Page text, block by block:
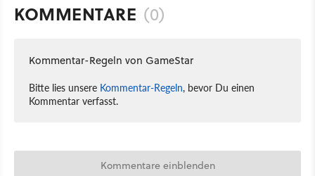
KOMMENTARE (0)
Kommentar-Regeln von GameStar
Bitte lies unsere Kommentar-Regeln, bevor Du einen
Kommentar verfasst.
Kommentare einblenden